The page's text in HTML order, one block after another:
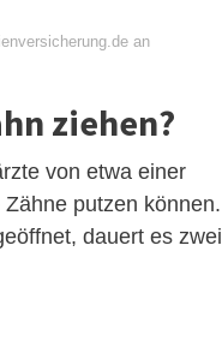
an
ziehen?
von etwa einer
putzen können.
dauert es zwei